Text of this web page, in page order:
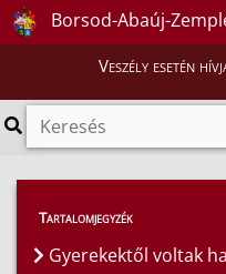
Borsod-Abaúj-
Veszély esetén
Híreink > Hírek
Tartalomjegyzék
Gyerekektől voltak